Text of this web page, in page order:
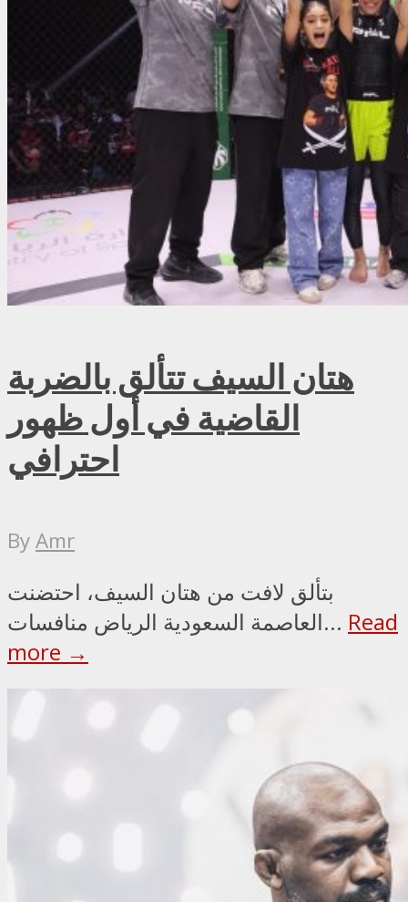
هتان السيف تتألق بالضربة
القاضية في أول ظهور
احترافي
ByAmr
بتألق لافت من هتان السيف، احتضنت
العاصمة السعودية الرياض منافسات... Read
more →